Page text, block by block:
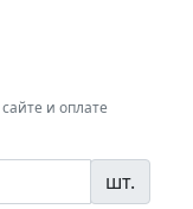
и оплате
шт.